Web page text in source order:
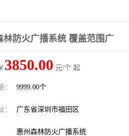
林防火广播系统 覆盖范围广
3850.00 元/个 起
： 9999.00个
： 广东省深圳市福田区
惠州森林防火广播系统